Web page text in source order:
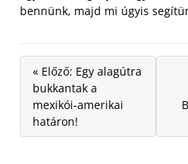
bennünk, majd mi úgyis
« Előző: Egy alagútra
bukkantak a
mexikói-amerikai
határon!